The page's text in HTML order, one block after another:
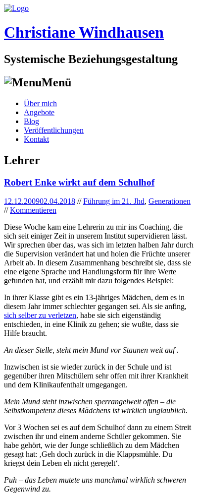
Christiane Windhausen
Systemische Beziehungsgestaltung
Menü
Skip
content
Über mich
Angebote
Blog
Veröffentlichungen
Kontakt
Lehrer
Robert Enke wirkt auf dem Schulhof
12.12.200902.04.2018 //Führung im 21. Jhd, Generationen
//Kommentieren
Diese Woche kam eine Lehrerin zu mir ins Coaching, die
sich seit einiger Zeit in unserem Institut supervidieren lässt.
Wir sprechen über das, was sich im letzten halben Jahr durch
die Supervision verändert hat und holen die Früchte unserer
Arbeit ab. In diesem Zusammenhang beschreibt sie, dass sie
eine eigene Sprache und Handlungsform für ihre Werte
gefunden hat, und erzählt mir dazu folgendes Beispiel:
In ihrer Klasse gibt es ein 13-jähriges Mädchen, dem es in
diesem Jahr immer schlechter gegangen sei. Als sie anfing,
sich selber zu verletzen, habe sie sich eigenständig
entschieden, in eine Klinik zu gehen; sie wußte, dass sie
Hilfe braucht.
An dieser Stelle, steht mein Mund vor Staunen weit auf .
Inzwischen ist sie wieder zurück in der Schule und ist
gegenüber ihren Mitschülern sehr offen mit ihrer Krankheit
und dem Klinikaufenthalt umgegangen.
Mein Mund steht inzwischen sperrangelweit offen – die
Selbstkompetenz dieses Mädchens ist wirklich unglaublich.
Vor 3 Wochen sei es auf dem Schulhof dann zu einem Streit
zwischen ihr und einem anderne Schüler gekommen. Sie
habe gehört, wie der Junge schließlich zu dem Mädchen
gesagt hat: ‚Geh doch zurück in die Klappsmühle. Du
kriegst dein Leben eh nicht geregelt‘.
Puh – das Leben mutete uns manchmal wirklich schweren
Gegenwind zu.